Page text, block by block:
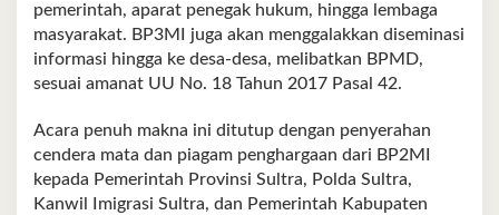
pemerintah, aparat penegak hukum, hingga lembaga
masyarakat. BP3MI juga akan menggalakkan diseminasi
informasi hingga ke desa-desa, melibatkan BPMD,
sesuai amanat UU No. 18 Tahun 2017 Pasal 42.
Acara penuh makna ini ditutup dengan penyerahan
cendera mata dan piagam penghargaan dari BP2MI
kepada Pemerintah Provinsi Sultra, Polda Sultra,
Kanwil Imigrasi Sultra, dan Pemerintah Kabupaten